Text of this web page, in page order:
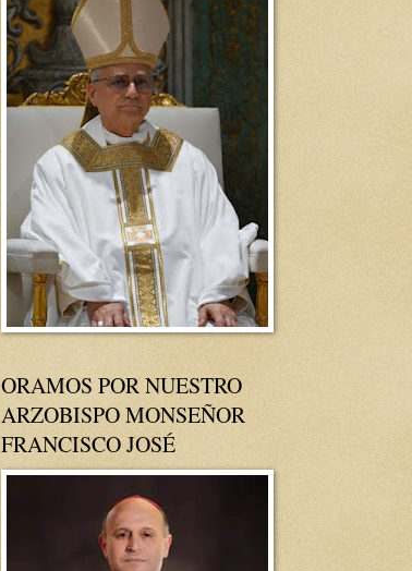
ORAMOS POR NUESTRO
ARZOBISPO MONSEÑOR
FRANCISCO JOSÉ